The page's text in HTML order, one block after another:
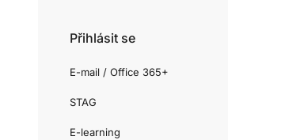
Přihlásit se
E-mail / Office 365+
STAG
E-learning